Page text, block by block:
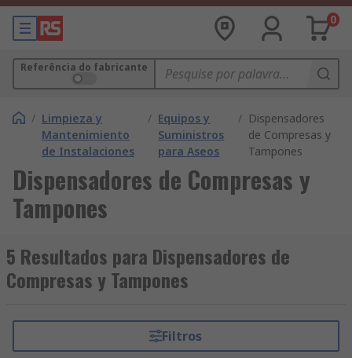
0
Referência do fabricante
/ Limpieza y
Mantenimiento
de Instalaciones
/ Equipos y
Suministros
para Aseos
/ Dispensadores
de Compresas y
Tampones
Dispensadores de Compresas y
Tampones
5 Resultados para Dispensadores de
Compresas y Tampones
Filtros